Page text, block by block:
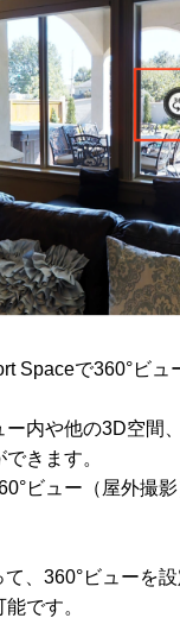
Spaceで360°ビュ
内や他の3D空間、
きます。
ビュー（屋外撮
、360°ビューを設
です。